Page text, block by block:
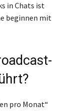
in Chats ist
beginnen mit
pro Monat“